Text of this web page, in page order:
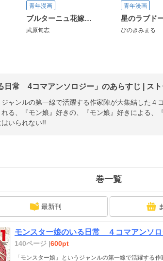
青年漫画
ブルターニュ花嫁異聞
武原旬志
青年漫画
星のラブド
ぴのきみまる
日常 4コマアンソロジー」のあらすじ | ス
ジャンルの第一線で活躍する作家陣が大集結した
る、『モン娘』好きの、『モン娘』好きによる
いられない!!
巻一覧
最新刊
モンスター娘のいる日常 ４コマアンソロ
140ページ |600pt
「モンスター娘」というジャンルの第一線で活躍する